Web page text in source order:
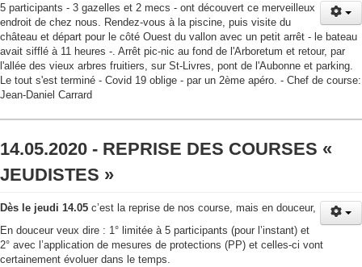
5 participants - 3 gazelles et 2 mecs - ont découvert ce merveilleux
endroit de chez nous. Rendez-vous à la piscine, puis visite du
château et départ pour le côté Ouest du vallon avec un petit arrêt - le bateau
avait sifflé à 11 heures -. Arrêt pic-nic au fond de l'Arboretum et retour, par
l'allée des vieux arbres fruitiers, sur St-Livres, pont de l'Aubonne et parking.
Le tout s'est terminé - Covid 19 oblige - par un 2ème apéro. - Chef de course:
Jean-Daniel Carrard
14.05.2020 - REPRISE DES COURSES «
JEUDISTES »
Dès le jeudi 14.05 c’est la reprise de nos course, mais en douceur,
En douceur veux dire : 1° limitée à 5 participants (pour l’instant) et
2° avec l’application de mesures de protections (PP) et celles-ci vont
certainement évoluer dans le temps.